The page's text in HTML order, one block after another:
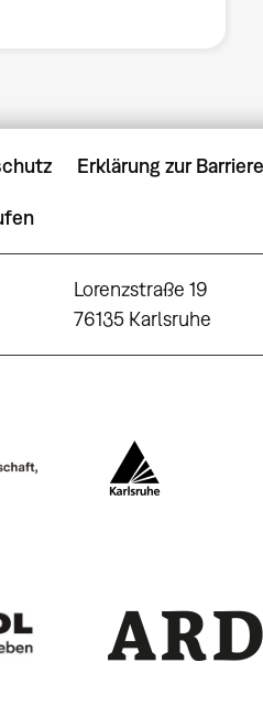
Erklärung zur
Lorenzstraße 19
76135 Karlsruhe